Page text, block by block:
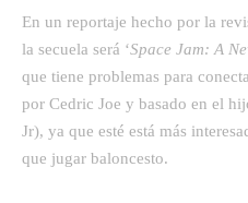
En un reportaje hecho por la
la secuela será ‘Space Jam: A
que tiene problemas para
por Cedric Joe y basado en el
Jr), ya que esté está más
que jugar baloncesto.